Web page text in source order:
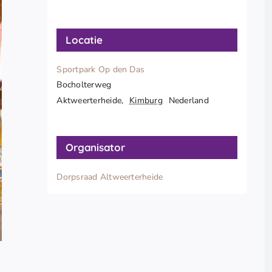
Locatie
Sportpark Op den Das
Bocholterweg
Aktweerterheide, Kimburg Nederland
Organisator
Dorpsraad Altweerterheide